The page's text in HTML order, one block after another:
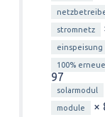
stromnetz
einspeisung
100%
97
solarmodul
module ×